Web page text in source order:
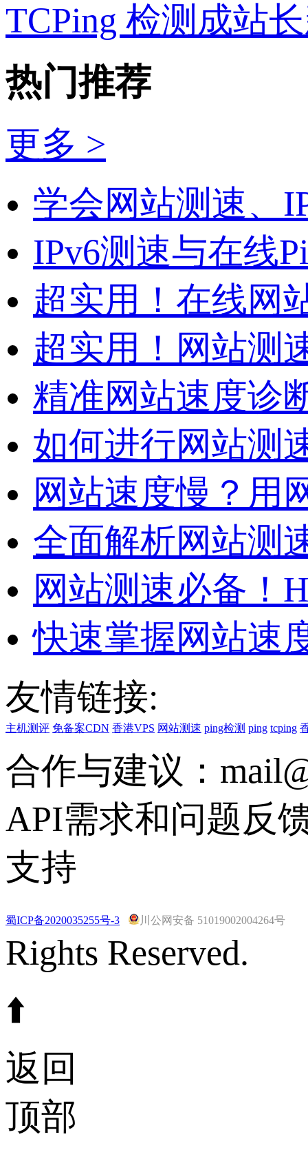
TCPing 检测成站
热门推荐
更多 >
学会网站测速、
IPv6测速与在线
超实用！在线网
超实用！网站测
精准网站速度诊
如何进行网站测
网站速度慢？用
全面解析网站测
网站测速必备！
快速掌握网站速
友情链接:
主机测评 免备案CDN 香港VPS 网站测速 ping检测 ping tcping
合作与建议：
API需求和问题反
支持
蜀ICP备2020035255号-3 川公网安备 51019002004264号
Rights Reserved.
⬆️
返回
顶部